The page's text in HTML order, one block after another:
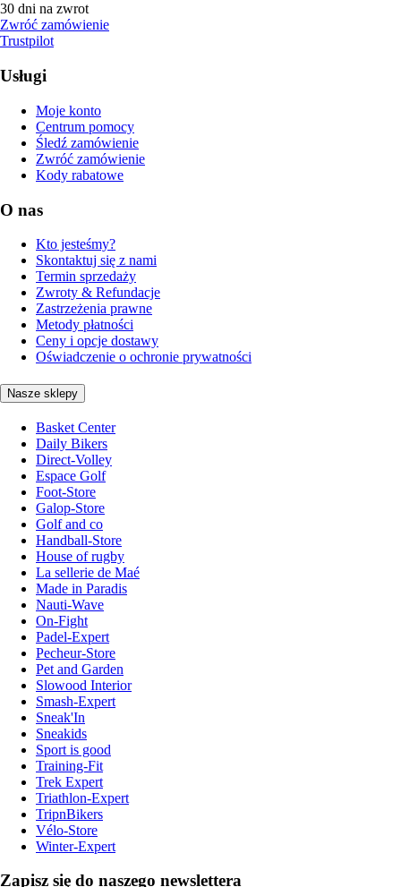
30 dni na zwrot
Zwróć zamówienie
Trustpilot
Usługi
Moje konto
Centrum pomocy
Śledź zamówienie
Zwróć zamówienie
Kody rabatowe
O nas
Kto jesteśmy?
Skontaktuj się z nami
Termin sprzedaży
Zwroty & Refundacje
Zastrzeżenia prawne
Metody płatności
Ceny i opcje dostawy
Oświadczenie o ochronie prywatności
Nasze sklepy
Basket Center
Daily Bikers
Direct-Volley
Espace Golf
Foot-Store
Galop-Store
Golf and co
Handball-Store
House of rugby
La sellerie de Maé
Made in Paradis
Nauti-Wave
On-Fight
Padel-Expert
Pecheur-Store
Pet and Garden
Slowood Interior
Smash-Expert
Sneak'In
Sneakids
Sport is good
Training-Fit
Trek Expert
Triathlon-Expert
TripnBikers
Vélo-Store
Winter-Expert
Zapisz się do naszego newslettera